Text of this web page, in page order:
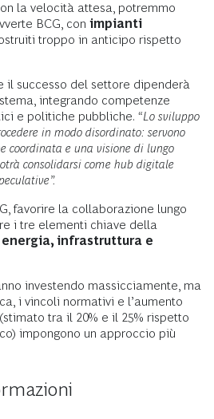
la velocità attesa, potremmo
BCG, con impianti
troppo in anticipo rispetto
il successo del settore dipenderà
integrando competenze
e politiche pubbliche. “Lo sviluppo
in modo disordinato: servono
coordinata e una visione di lungo
consolidarsi come hub digitale
favorire la collaborazione lungo
i tre elementi chiave della
energia, infrastruttura e
investendo massicciamente, ma
i vincoli normativi e l’aumento
tra il 20% e il 25% rispetto
impongono un approccio più